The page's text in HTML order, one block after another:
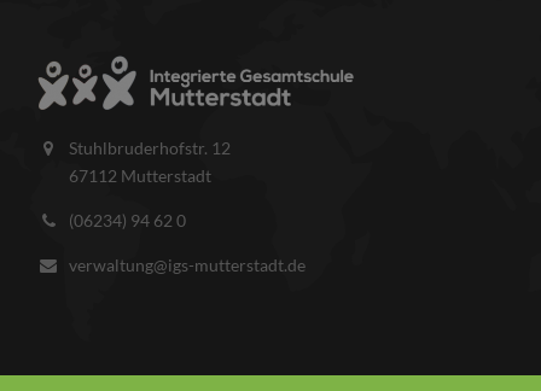
Stuhlbruderhofstr. 12
67112 Mutterstadt
(06234) 94 62 0
verwaltung@igs-mutterstadt.de